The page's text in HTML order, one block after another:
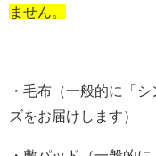
ません。
・毛布（一般的に「
ズをお届けします）